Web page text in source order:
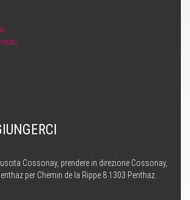
Cossonay, prendere in direzione Cossonay,
per Chemin de la Rippe 8 1303 Penthaz.